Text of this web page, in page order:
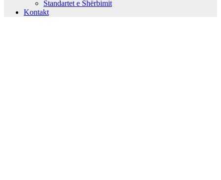
Standartet e Shërbimit
Kontakt